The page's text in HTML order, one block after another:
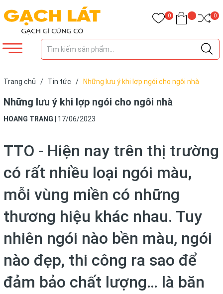
0 0
Trang chủ / Tin tức / Những lưu ý khi lợp ngói cho ngôi nhà
Những lưu ý khi lợp ngói cho ngôi nhà
HOANG TRANG 17/06/2023
TTO - Hiện nay trên thị trường
có rất nhiều loại ngói màu,
mỗi vùng miền có những
thương hiệu khác nhau. Tuy
nhiên ngói nào bền màu, ngói
nào đẹp, thi công ra sao để
đảm bảo chất lượng… là băn